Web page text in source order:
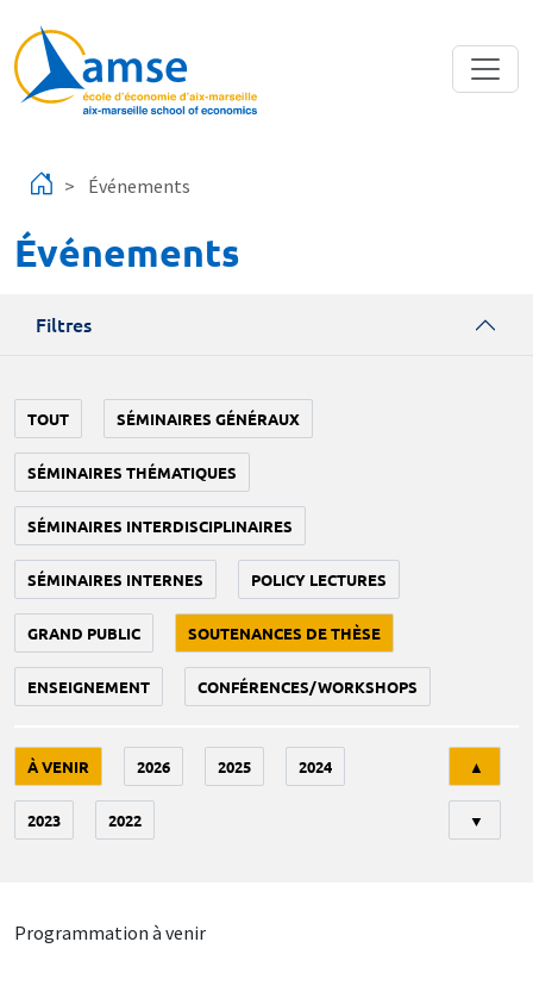
Événements
Événements
Filtres
TOUT SÉMINAIRES GÉNÉRAUX
SÉMINAIRES THÉMATIQUES
SÉMINAIRES INTERDISCIPLINAIRES
SÉMINAIRES INTERNES POLICY LECTURES
GRAND PUBLIC SOUTENANCES DE THÈSE
ENSEIGNEMENT CONFÉRENCES/WORKSHOPS
À VENIR 2026 2025 2024
2023 2022
▲
▼
Programmation à venir